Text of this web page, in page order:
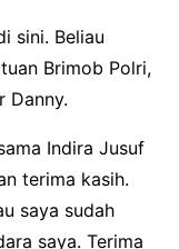
sini. Beliau
Brimob Polri,
Danny.
Indira Jusuf
terima kasih.
saya sudah
saya. Terima